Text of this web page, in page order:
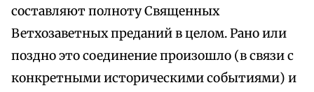
составляют полноту Священных
Ветхозаветных преданий в целом. Рано или
поздно это соединение произошло (в связи с
конкретными историческими событиями) и